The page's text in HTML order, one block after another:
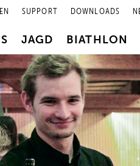
SUPPORT DOWNLOADS
JAGD BIATHLON